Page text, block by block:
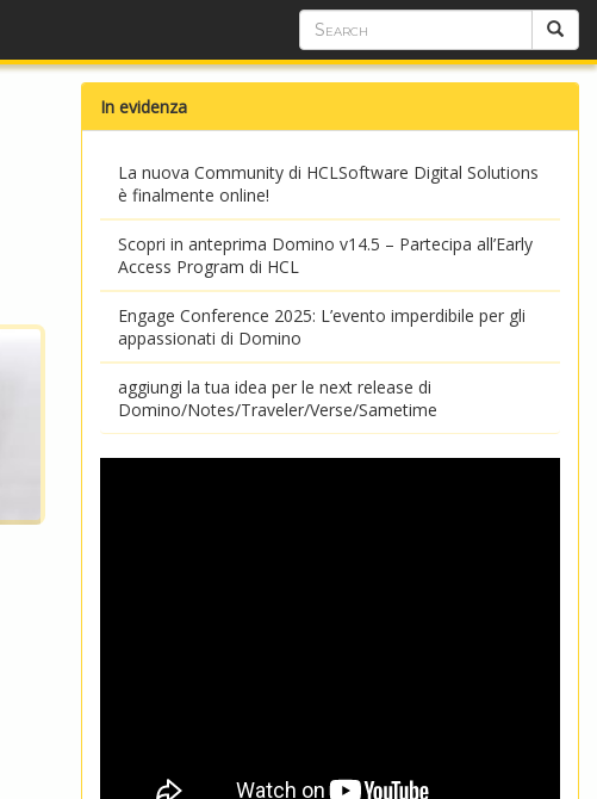
In evidenza
La nuova Community di HCLSoftware Digital Solutions
è finalmente online!
Scopri in anteprima Domino v14.5 – Partecipa all’Early
Access Program di HCL
Engage Conference 2025: L’evento imperdibile per gli
appassionati di Domino
aggiungi la tua idea per le next release di
Domino/Notes/Traveler/Verse/Sametime